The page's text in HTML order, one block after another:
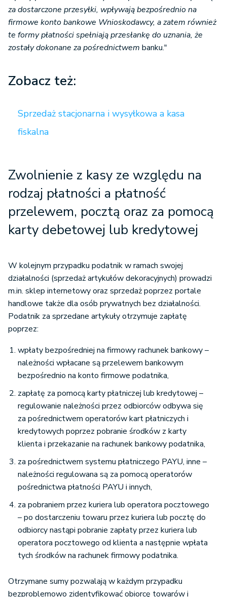
za dostarczone przesyłki, wpływają bezpośrednio na
firmowe konto bankowe Wnioskodawcy, a zatem również
te formy płatności spełniają przesłankę do uznania, że
zostały dokonane za pośrednictwem banku."
Zobacz też:
Sprzedaż stacjonarna i wysyłkowa a kasa
fiskalna
Zwolnienie z kasy ze względu na
rodzaj płatności a płatność
przelewem, pocztą oraz za pomocą
karty debetowej lub kredytowej
W kolejnym przypadku podatnik w ramach swojej
działalności (sprzedaż artykułów dekoracyjnych) prowadzi
m.in. sklep internetowy oraz sprzedaż poprzez portale
handlowe także dla osób prywatnych bez działalności.
Podatnik za sprzedane artykuły otrzymuje zapłatę
poprzez:
wpłaty bezpośredniej na firmowy rachunek bankowy –
należności wpłacane są przelewem bankowym
bezpośrednio na konto firmowe podatnika,
zapłatę za pomocą karty płatniczej lub kredytowej –
regulowanie należności przez odbiorców odbywa się
za pośrednictwem operatorów kart płatniczych i
kredytowych poprzez pobranie środków z karty
klienta i przekazanie na rachunek bankowy podatnika,
za pośrednictwem systemu płatniczego PAYU, inne –
należności regulowana są za pomocą operatorów
pośrednictwa płatności PAYU i innych,
za pobraniem przez kuriera lub operatora pocztowego
– po dostarczeniu towaru przez kuriera lub pocztę do
odbiorcy nastąpi pobranie zapłaty przez kuriera lub
operatora pocztowego od klienta a następnie wpłata
tych środków na rachunek firmowy podatnika.
Otrzymane sumy pozwalają w każdym przypadku
bezproblemowo zidentyfikować obiorcę towarów i